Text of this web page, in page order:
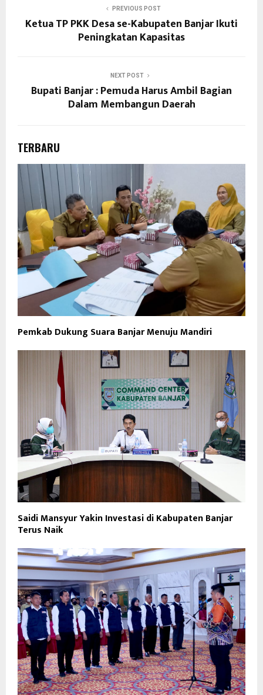
PREVIOUS POST
Ketua TP PKK Desa se-Kabupaten Banjar Ikuti
Peningkatan Kapasitas
NEXT POST
Bupati Banjar : Pemuda Harus Ambil Bagian
Dalam Membangun Daerah
TERBARU
Pemkab Dukung Suara Banjar Menuju Mandiri
Saidi Mansyur Yakin Investasi di Kabupaten Banjar
Terus Naik